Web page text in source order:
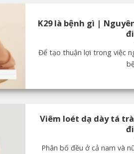
K29 là bệnh gì |
Để tạo thuận lợi trong việc
Viêm loét dạ dày tá
Phân bố đều ở cả nam và